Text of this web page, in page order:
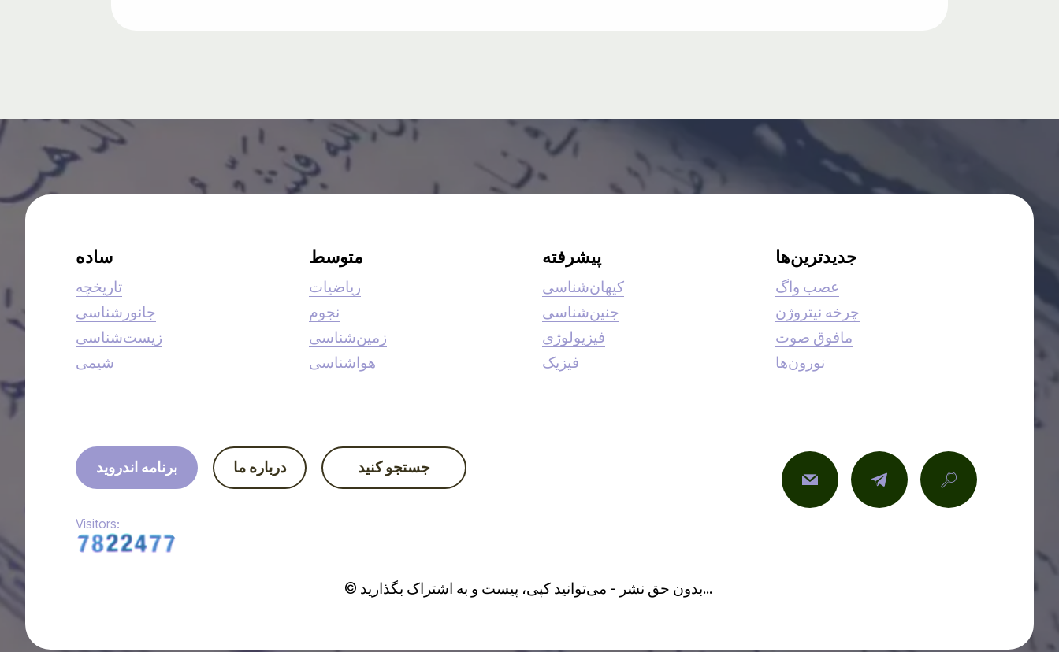
ساده
تاریخچه
جانورشناسی
زیست‌شناسی
شیمی
متوسط
ریاضیات
نجوم
زمین‌شناسی
هواشناسی
پیشرفته
کیهان‌شناسی
جنین‌شناسی
فیزیولوژی
فیزیک
جدیدترین‌ها
عصب واگ
چرخه نیتروژن
مافوق صوت
نورون‌ها
برنامه اندروید درباره ما
Visitors:
© بدون حق نشر - می‌توانید کپی، پیست و به اشتراک بگذارید...